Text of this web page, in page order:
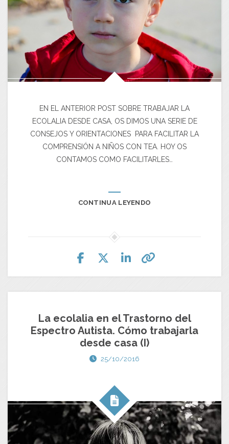
EN EL ANTERIOR POST SOBRE TRABAJAR LA
ECOLALIA DESDE CASA, OS DIMOS UNA SERIE DE
CONSEJOS Y ORIENTACIONES PARA FACILITAR LA
COMPRENSIÓN A NIÑOS CON TEA. HOY OS
CONTAMOS COMO FACILITARLES…
CONTINUA LEYENDO
La ecolalia en el Trastorno del
Espectro Autista. Cómo trabajarla
desde casa (I)
25/10/2016